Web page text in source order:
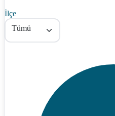
İlçe
Tümü